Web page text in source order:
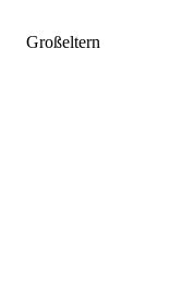
Großeltern